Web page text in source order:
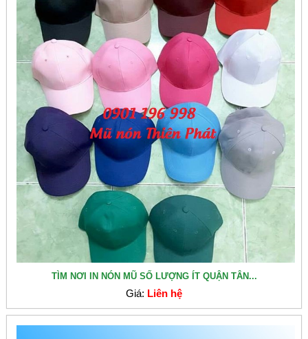
TÌM NƠI IN NÓN MŨ SỐ LƯỢNG ÍT QUẬN TÂN...
Giá: Liên hệ